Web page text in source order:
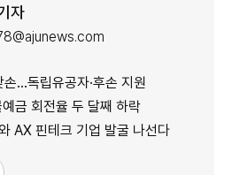
자
…독립유공자·후손 지원
금 회전율 두 달째 하락
AX 핀테크 기업 발굴 나선다